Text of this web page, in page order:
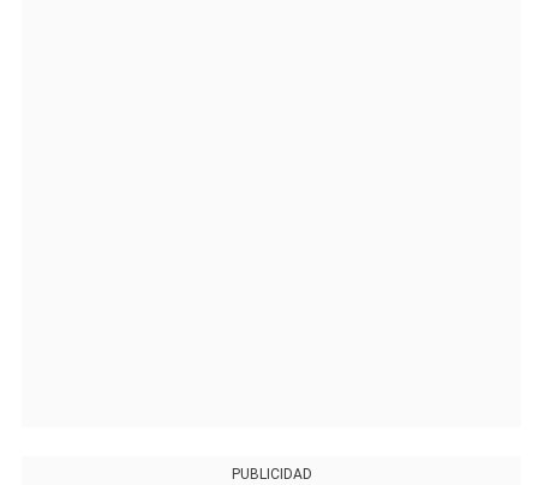
PUBLICIDAD